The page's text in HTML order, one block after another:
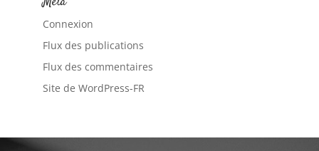
Connexion
Flux des publications
Flux des commentaires
Site de WordPress-FR